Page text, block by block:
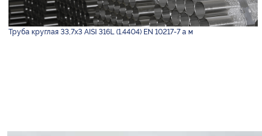
Труба круглая 33,7х3 AISI 316L (1.4404) EN 10217-7 а м